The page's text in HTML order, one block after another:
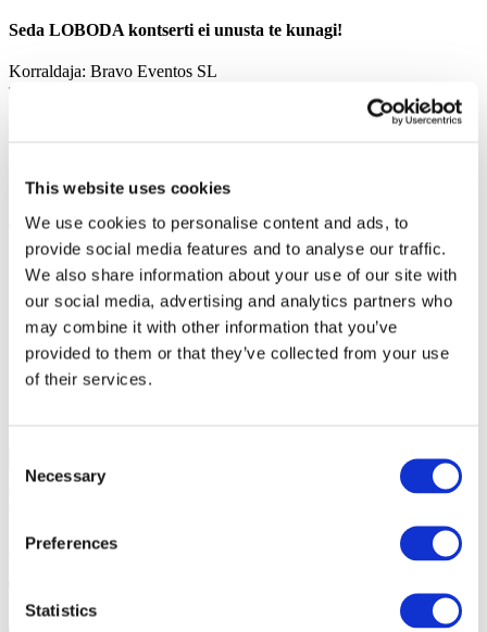
This website uses cookies
We use cookies to personalise content and ads, to
provide social media features and to analyse our traffic.
We also share information about your use of our site with
our social media, advertising and analytics partners who
may combine it with other information that you’ve
provided to them or that they’ve collected from your use
of their services.
Selection
Necessary
Preferences
Statistics
Seda LOBODA kontserti ei unusta te kunagi!
Korraldaja: Bravo Eventos SL
Jaga
Piletite kogusumma:
100EUR
Haldustasud: 100EUR
Kogumaksumus:
10:00
Sarnased sündmused
Valery Meladze Malmö 13. septembril
2026 Malmö Live’is. Algus 18:00. Uksed 17:00.
Valery Meladze Malmö!